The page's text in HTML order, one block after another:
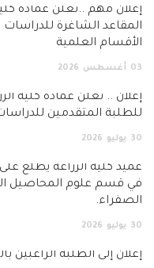
مهم ..تعلن عمادة كلية
الشاغرة للدراسات
العلمية
أغسطس 2026
.. تعلن عمادة كلية
المتقدمين للدراسات العليا
يوليو 2026
كلية الزراعة يطّلع على
قسم علوم المحاصيل
يوليو 2026
إلى الطلبة الراغبين